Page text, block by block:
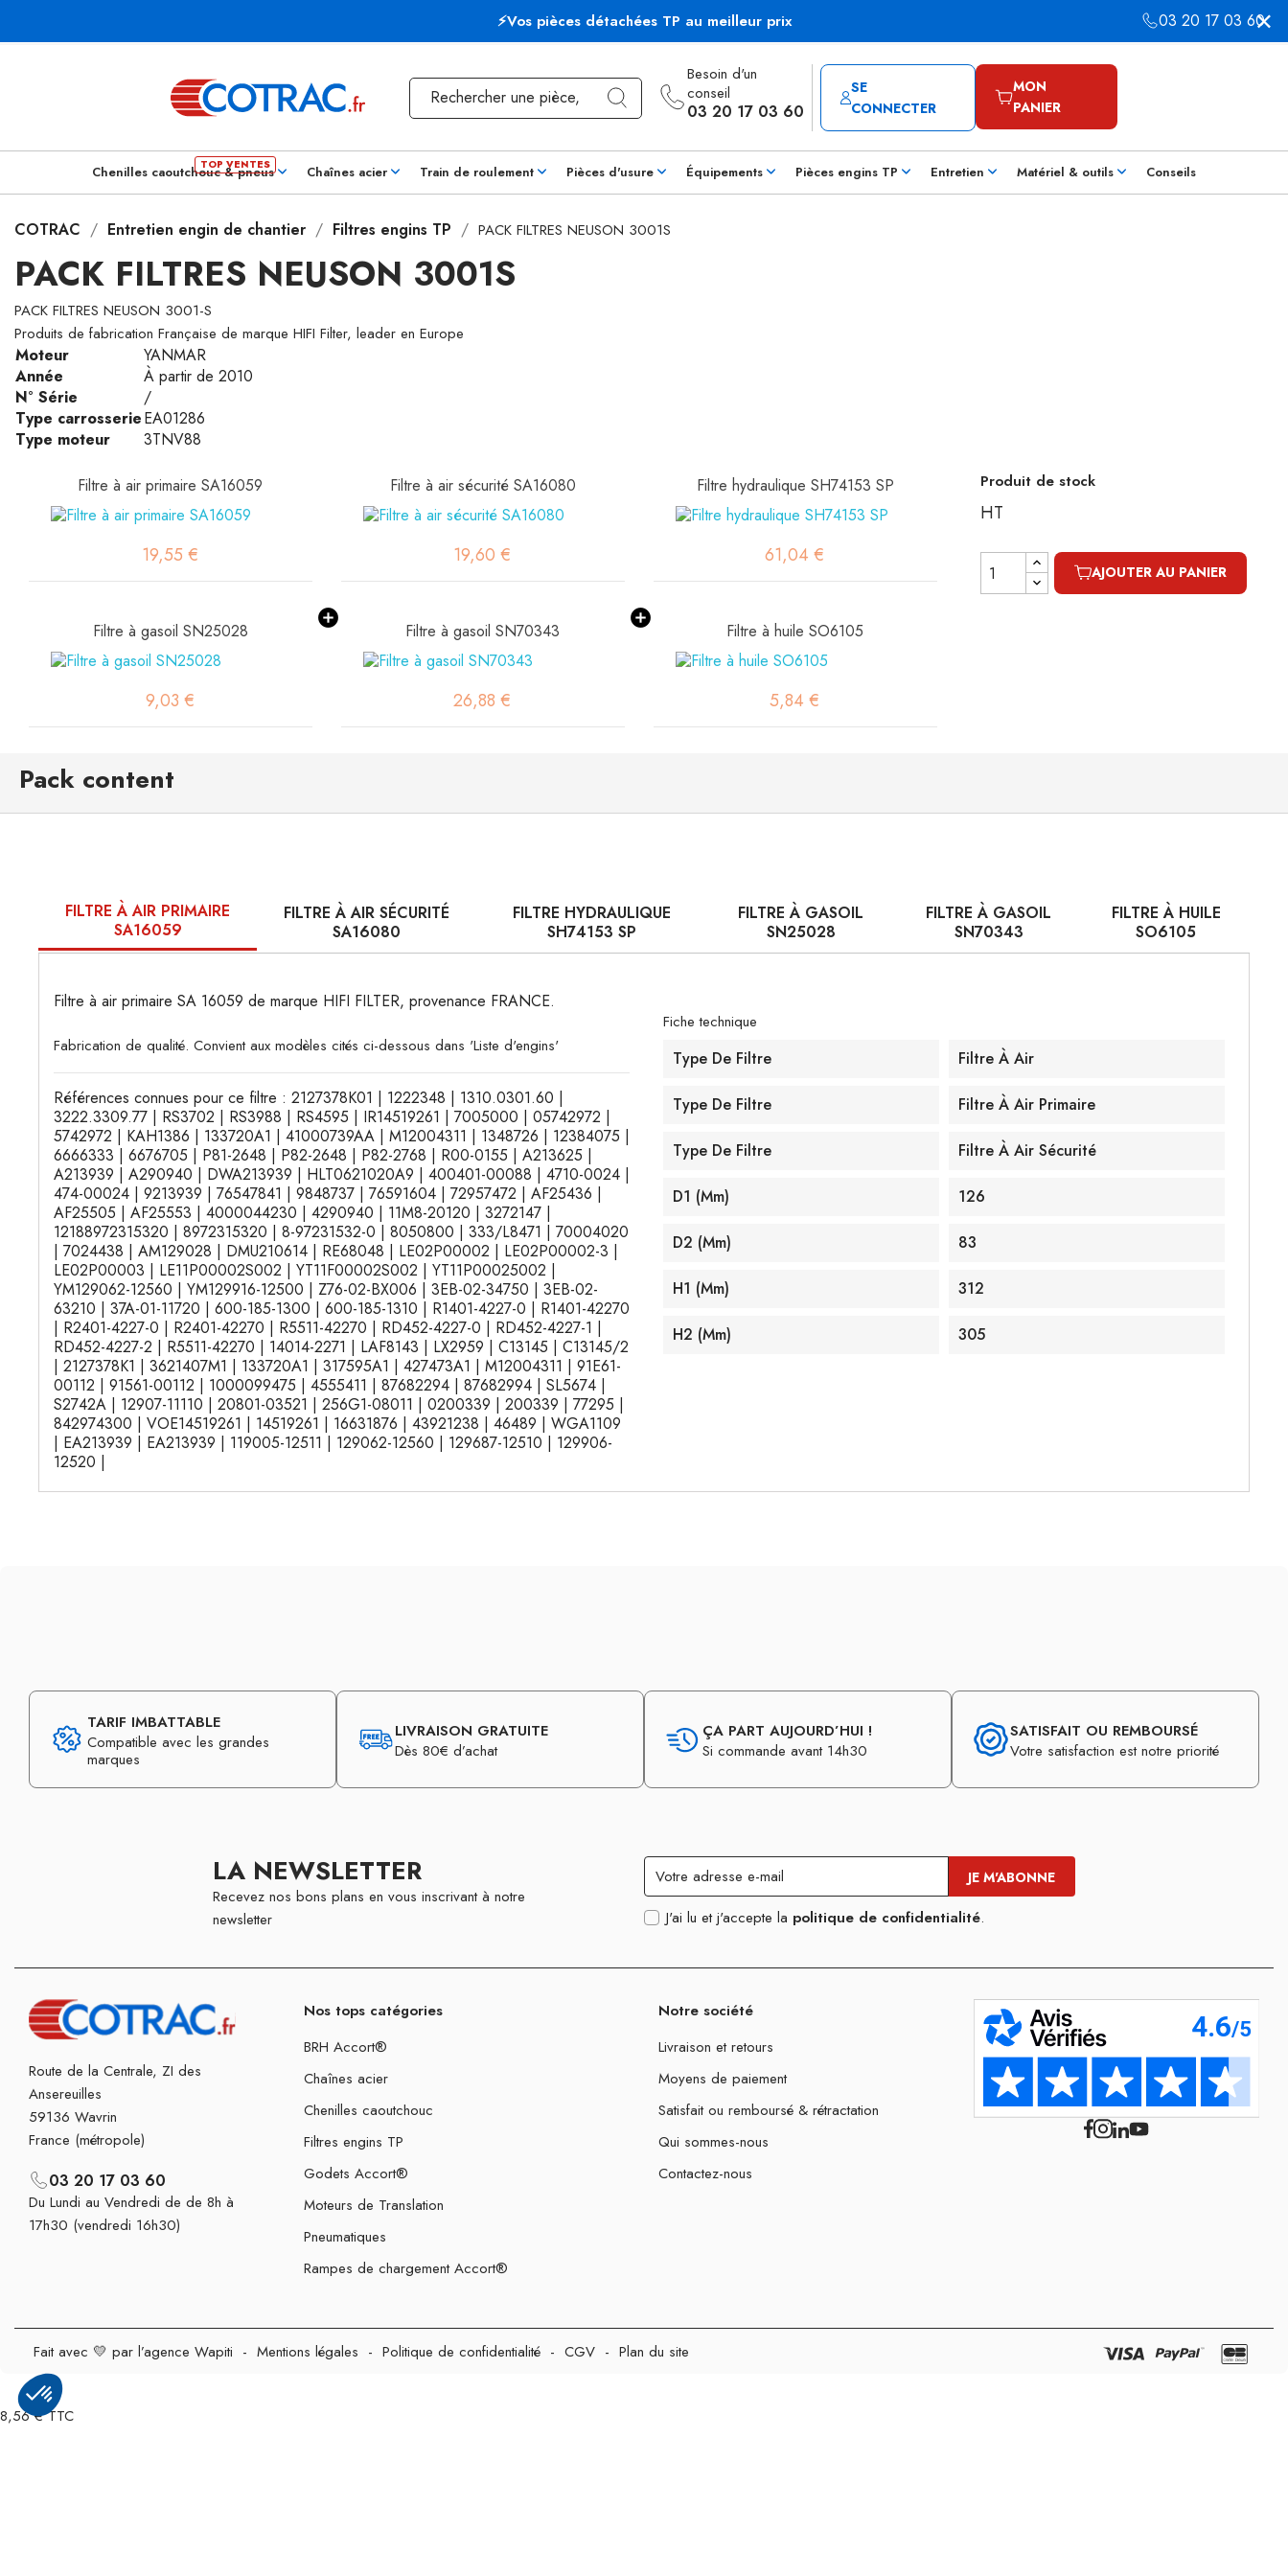
⚡Vos pièces détachées TP au meilleur prix 03 20 17 03 60
Besoin d'un
conseil
03 20 17 03 60
SE
CONNECTER
MON
PANIER
Chenilles caoutchouc & pneus Chaînes acier Train de roulement Pièces d'usure Équipements Pièces engins TP Entretien Matériel & outils Conseils
COTRAC Entretien engin de chantier Filtres engins TP PACK FILTRES NEUSON 3001S
PACK FILTRES NEUSON 3001S
PACK FILTRES NEUSON 3001-S
Produits de fabrication Française de marque HIFI Filter, leader en Europe
Moteur
YANMAR
Année
À partir de 2010
N° Série
/
Type carrosserieEA01286
Type moteur
3TNV88
Filtre à air primaire SA16059
19,55 €
Filtre à air sécurité SA16080
19,60 €
Filtre hydraulique SH74153 SP
61,04 €
Filtre à gasoil SN25028
9,03 €
Filtre à gasoil SN70343
26,88 €
Filtre à huile SO6105
5,84 €
Produit de stock
HT
AJOUTER AU PANIER
Pack content
FILTRE À AIR PRIMAIRE
SA16059
FILTRE À AIR SÉCURITÉ
SA16080
FILTRE HYDRAULIQUE
SH74153 SP
FILTRE À GASOIL
SN25028
FILTRE À GASOIL
SN70343
FILTRE À HUILE
SO6105
Filtre à air primaire SA 16059 de marque HIFI FILTER, provenance FRANCE.
Fabrication de qualité. Convient aux modèles cités ci-dessous dans 'Liste d'engins'
Références connues pour ce filtre : 2127378K01 | 1222348 | 1310.0301.60 |
3222.3309.77 | RS3702 | RS3988 | RS4595 | IR14519261 | 7005000 | 05742972 |
5742972 | KAH1386 | 133720A1 | 41000739AA | M12004311 | 1348726 | 12384075 |
6666333 | 6676705 | P81-2648 | P82-2648 | P82-2768 | R00-0155 | A213625 |
A213939 | A290940 | DWA213939 | HLT0621020A9 | 400401-00088 | 4710-0024 |
474-00024 | 9213939 | 76547841 | 9848737 | 76591604 | 72957472 | AF25436 |
AF25505 | AF25553 | 4000044230 | 4290940 | 11M8-20120 | 3272147 |
12188972315320 | 8972315320 | 8-97231532-0 | 8050800 | 333/L8471 | 70004020
| 7024438 | AM129028 | DMU210614 | RE68048 | LE02P00002 | LE02P00002-3 |
LE02P00003 | LE11P00002S002 | YT11F00002S002 | YT11P00025002 |
YM129062-12560 | YM129916-12500 | Z76-02-BX006 | 3EB-02-34750 | 3EB-02-
63210 | 37A-01-11720 | 600-185-1300 | 600-185-1310 | R1401-4227-0 | R1401-42270
| R2401-4227-0 | R2401-42270 | R5511-42270 | RD452-4227-0 | RD452-4227-1 |
RD452-4227-2 | R5511-42270 | 14014-2271 | LAF8143 | LX2959 | C13145 | C13145/2
| 2127378K1 | 3621407M1 | 133720A1 | 317595A1 | 427473A1 | M12004311 | 91E61-
00112 | 91561-00112 | 1000099475 | 4555411 | 87682294 | 87682994 | SL5674 |
S2742A | 12907-11110 | 20801-03521 | 256G1-08011 | 0200339 | 200339 | 77295 |
842974300 | VOE14519261 | 14519261 | 16631876 | 43921238 | 46489 | WGA1109
| EA213939 | EA213939 | 119005-12511 | 129062-12560 | 129687-12510 | 129906-
12520 |
Fiche technique
Type De Filtre Filtre À Air
Type De Filtre Filtre À Air Primaire
Type De Filtre Filtre À Air Sécurité
D1 (mm) 126
D2 (mm) 83
H1 (mm) 312
H2 (mm) 305
TARIF IMBATTABLE
Compatible avec les grandes
marques
LIVRAISON GRATUITE
Dès 80€ d’achat
ÇA PART AUJOURD’HUI !
Si commande avant 14h30
SATISFAIT OU REMBOURSÉ
Votre satisfaction est notre priorité
LA NEWSLETTER
Recevez nos bons plans en vous inscrivant à notre
newsletter
J'ai lu et j'accepte la politique de confidentialité.
Route de la Centrale, ZI des
Ansereuilles
59136 Wavrin
France (métropole)
03 20 17 03 60
Du Lundi au Vendredi de de 8h à
17h30 (vendredi 16h30)
Nos tops catégories
BRH Accort®
Chaînes acier
Chenilles caoutchouc
Filtres engins TP
Godets Accort®
Moteurs de Translation
Pneumatiques
Rampes de chargement Accort®
Notre société
Livraison et retours
Moyens de paiement
Satisfait ou remboursé & rétractation
Qui sommes-nous
Contactez-nous
Fait avec 💛 par l’agence Wapiti - Mentions légales - Politique de confidentialité - CGV - Plan du site
8,56 € TTC